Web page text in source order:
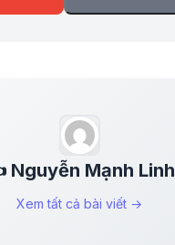
Mạnh Linh
Xem tất cả bài viết →